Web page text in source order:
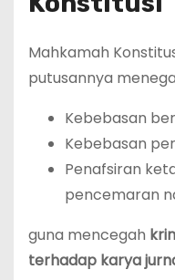
Mahkamah
putusannya
Kebebasan
Kebebasan
Penafsiran
pencemaran
guna mencegah
terhadap karya